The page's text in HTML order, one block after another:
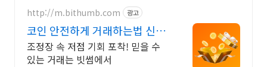
http://m.bithumb.com 광고
코인 안전하게 거래하는법 신규
가입 시 5만원 혜택
조정장 속 저점 기회 포착! 믿을 수
있는 거래는 빗썸에서